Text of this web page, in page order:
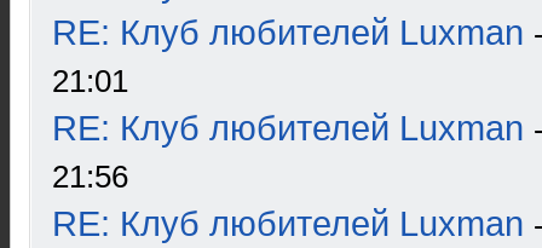
RE: Клуб любителей Luxman
21:01
RE: Клуб любителей Luxman
21:56
RE: Клуб любителей Luxman